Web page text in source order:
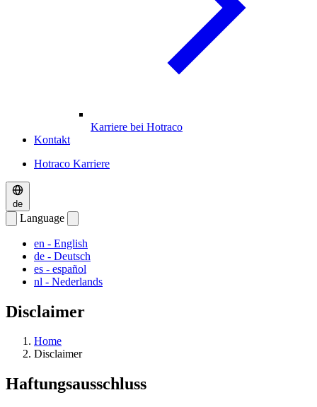
Karriere bei Hotraco
Kontakt
Hotraco Karriere
de
Language
en - English
de - Deutsch
es - español
nl - Nederlands
Disclaimer
Home
Disclaimer
Haftungsausschluss